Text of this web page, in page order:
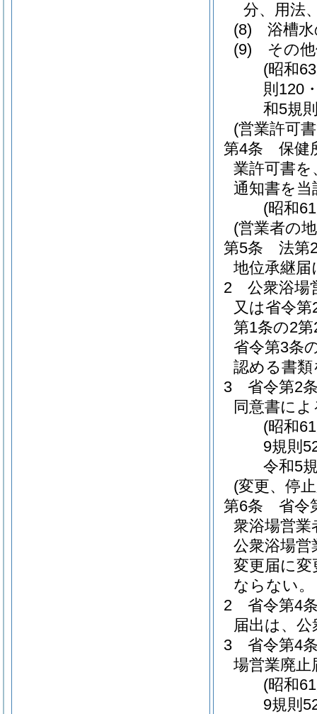
分、用法
(8)
浴槽
(9)
その
(昭和
則120
和5規
(営業許可
第4条
保健
業許可書
通知書を
(昭和
(営業者の
第5条
法第
地位承継
2
公衆浴場
又は省令
第1条の2
省令第3条
認める書
3
省令第2
同意書に
(昭和
9規則
令和5
(変更、停
第6条
省令
衆浴場営業
公衆浴場営
変更届に
ならない。
2
省令第4
届出は、
3
省令第4
場営業廃
(昭和
9規則